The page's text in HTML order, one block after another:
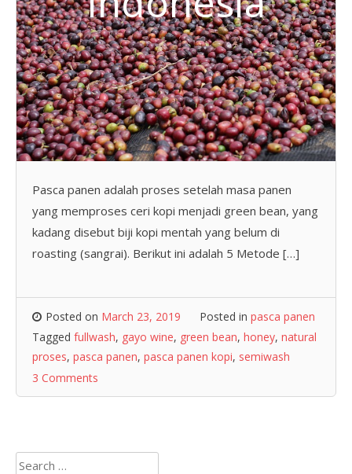
Pasca panen adalah proses setelah masa panen
yang memproses ceri kopi menjadi green bean, yang
kadang disebut biji kopi mentah yang belum di
roasting (sangrai). Berikut ini adalah 5 Metode […]
Posted on March 23, 2019 Posted in pasca panen
Tagged fullwash, gayo wine, green bean, honey, natural
proses, pasca panen, pasca panen kopi, semiwash
3 Comments
Search